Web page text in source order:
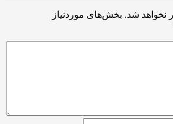
نخواهد شد. بخش‌های موردنیاز